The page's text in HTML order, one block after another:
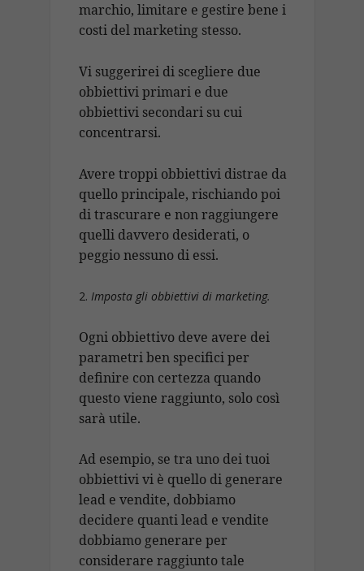
marchio, limitare e gestire bene i
costi del marketing stesso.
Vi suggerirei di scegliere due
obbiettivi primari e due
obbiettivi secondari su cui
concentrarsi.
Avere troppi obbiettivi distrae da
quello principale, rischiando poi
di trascurare e non raggiungere
quelli davvero desiderati, o
peggio nessuno di essi.
Imposta gli obbiettivi di marketing.
Ogni obbiettivo deve avere dei
parametri ben specifici per
definire con certezza quando
questo viene raggiunto, solo così
sarà utile.
Ad esempio, se tra uno dei tuoi
obbiettivi vi è quello di generare
lead e vendite, dobbiamo
decidere quanti lead e vendite
dobbiamo generare per
considerare raggiunto tale